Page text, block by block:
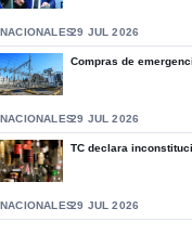
NACIONALES29 JUL 2026
Compras de
NACIONALES29 JUL 2026
TC declara
NACIONALES29 JUL 2026